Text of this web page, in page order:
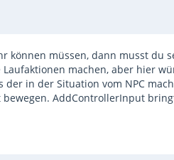
können müssen, dann musst du
machen, aber hier
in der Situation vom NPC
AddControllerInput